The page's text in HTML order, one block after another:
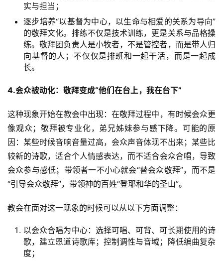
实与担当；
逐步培养“以基督为中心，以生命与相爱的关系为导向”
的敬拜文化。排练不仅是技术训练，更是关系与品格操
练。敬拜团负责人是小牧者，不是管控者，而是带人归
向基督的人；不仅仅是排班和一起干活，而是一起成
长。
4.会众被动化：敬拜变成“他们在台上，我在台下”
这种现象开始在教会中出现：在敬拜过程中，有时候会众更
像观众；敬拜被专业化，弟兄姊妹参与感下降。可能的原
因：某些时候音响音量过高，会众声音体现不出来；某些比
较新的诗歌，适合个人情感表达，而不适合会众合唱，导致
会众参与感低；带领者一不小心就会“替会众敬拜”，而不是
“引导会众敬拜”，带领神的百姓“登耶和华的圣山”。
教会在面对这一现象的时候可以从以下方面调整：
以会众合唱为中心：选择可唱、可背、可长期使用的诗
歌，建立恩道诗歌库；控制调性与音域；降低编曲复杂
度；